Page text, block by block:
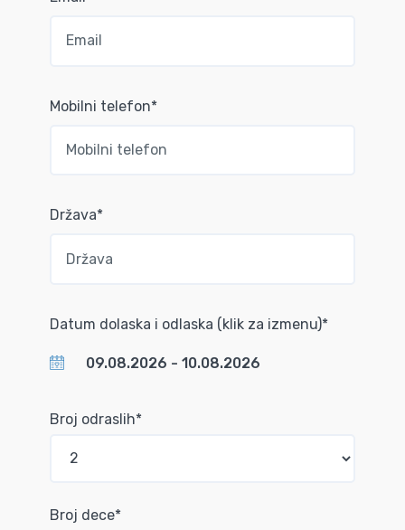
Mobilni telefon*
Država*
Datum dolaska i odlaska (klik za izmenu)*
Broj odraslih*
Broj dece*